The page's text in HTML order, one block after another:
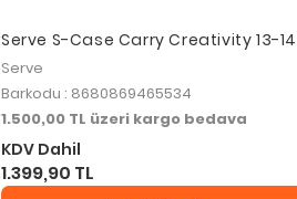
Serve S-Case Carry Creativity 13-14
inç Laptop & Tablet Çantası Lacivert
Serve
Barkodu : 8680869465534
1.500,00 TL üzeri kargo bedava
KDV Dahil
1.399,90 TL